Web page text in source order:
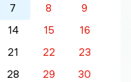
7 8
9
14 15
16
21 22
23
28 29
30